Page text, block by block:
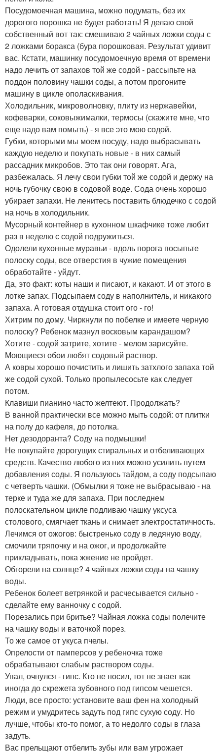
Посудомоечная машина, можно подумать, без их
дорогого порошка не будет работать! Я делаю свой
собственный вот так: смешиваю 2 чайных ложки соды с
2 ложками боракса (бура порошковая. Результат удивит
вас. Кстати, машинку посудомоечную время от времени
надо лечить от запахов той же содой - рассыпьте на
поддон половину чашки соды, а потом прогоните
машину в цикле ополаскивания.
Холодильник, микроволновку, плиту из нержавейки,
кофеварки, соковыжималки, термосы (скажите мне, что
еще надо вам помыть) - я все это мою содой.
Губки, которыми мы моем посуду, надо выбрасывать
каждую неделю и покупать новые - в них самый
рассадник микробов. Это так они говорят. Ага,
разбежалась. Я лечу свои губки той же содой и держу на
ночь губочку свою в содовой воде. Сода очень хорошо
убирает запахи. Не ленитесь поставить блюдечко с содой
на ночь в холодильник.
Мусорный контейнер в кухонном шкафчике тоже любит
раз в неделю с содой подружиться.
Одолели кухонные муравьи - вдоль порога посыпьте
полоску соды, все отверстия в чужие помещения
обработайте - уйдут.
Да, это факт: коты наши и писают, и какают. И от этого в
лотке запах. Подсыпаем соду в наполнитель, и никакого
запаха. А готовая отдушка стоит ого - го!
Хитрим по дому. Чиркнули по побелке и имеете черную
полоску? Ребенок мазнул восковым карандашом?
Хотите - содой затрите, хотите - мелом зарисуйте.
Моющиеся обои любят содовый раствор.
А ковры хорошо почистить и лишить затхлого запаха той
же содой сухой. Только пропылесосьте как следует
потом.
Клавиши пианино часто желтеют. Продолжать?
В ванной практически все можно мыть содой: от плитки
на полу до кафеля, до потолка.
Нет дезодоранта? Соду на подмышки!
Не покупайте дорогущих стиральных и отбеливающих
средств. Качество любого из них можно усилить путем
добавления соды. Я пользуюсь тайдом, а соду подсыпаю
с четверть чашки. (Обмылки я тоже не выбрасываю - на
терке и туда же для запаха. При последнем
полоскательном цикле подливаю чашку уксуса
столового, смягчает ткань и снимает электростатичность.
Лечимся от ожогов: быстренько соду в ледяную воду,
смочили тряпочку и на ожог, и продолжайте
прикладывать, пока жжение не пройдет.
Обгорели на солнце? 4 чайных ложки соды на чашку
воды.
Ребенок болеет ветрянкой и расчесывается сильно -
сделайте ему ванночку с содой.
Порезались при бритье? Чайная ложка соды полечите
на чашку воды и ваточкой порез.
То же самое от укуса пчелы.
Опрелости от памперсов у ребеночка тоже
обрабатывают слабым раствором соды.
Упал, очнулся - гипс. Кто не носил, тот не знает как
иногда до скрежета зубовного под гипсом чешется.
Люди, все просто: установите ваш фен на холодный
режим и умудритесь задуть под гипс сухую соду. Но
лучше, чтобы кто-то помог, а то недолго соды в глаза
задуть.
Вас прельщают отбелить зубы или вам угрожает